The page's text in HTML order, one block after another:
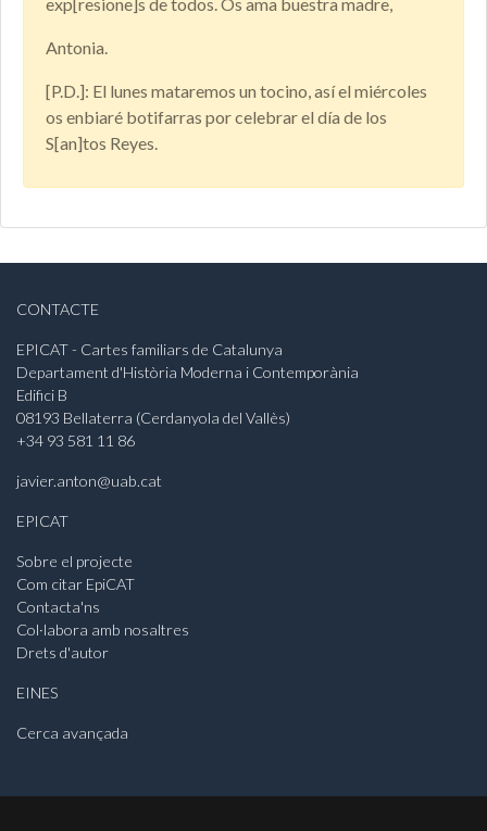
Antonia.
[P.D.]: El lunes mataremos un tocino, así el miércoles
os enbiaré botifarras por celebrar el día de los
S[an]tos Reyes.
CONTACTE
EPICAT - Cartes familiars de Catalunya
Departament d'Història Moderna i Contemporània
Edifici B
08193 Bellaterra (Cerdanyola del Vallès)
+34 93 581 11 86
javier.anton@uab.cat
EPICAT
Sobre el projecte
Com citar EpiCAT
Contacta'ns
Col·labora amb nosaltres
Drets d'autor
EINES
Cerca avançada